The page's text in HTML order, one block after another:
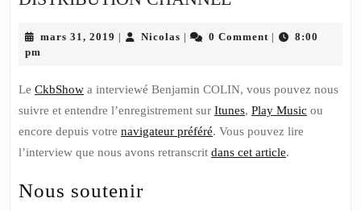
DE
COLIN,
DIRECTEUR
ET
mars 31, 2019 mars NicolasNicolas0 Comment
8:00
pm
Le CkbShow a interviewé Benjamin COLIN, vous pouvez nous
suivre et entendre l’enregistrement sur Itunes, Play Music ou
encore depuis votre navigateur préféré. Vous pouvez lire
l’interview que nous avons retranscrit dans cet article.
Nous soutenir